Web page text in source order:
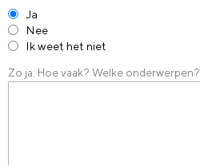
Ja
Nee
Ik weet het niet
Zo ja: Hoe vaak? Welke onderwerpen?